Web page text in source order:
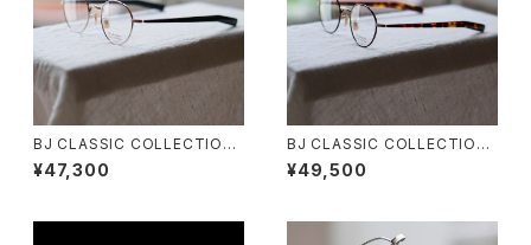
BJ CLASSIC COLLECTION
PREM-114FPT BJクラシック
2025AW
¥47,300
BJ CLASSIC COLLECTION
PREM-114S FPT BJクラシッ
ク 2025AW
¥49,500